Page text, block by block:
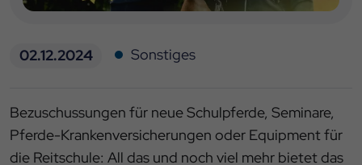
02.12.2024 Sonstiges
Bezuschussungen für neue Schulpferde, Seminare,
Pferde-Krankenversicherungen oder Equipment für
die Reitschule: All das und noch viel mehr bietet das